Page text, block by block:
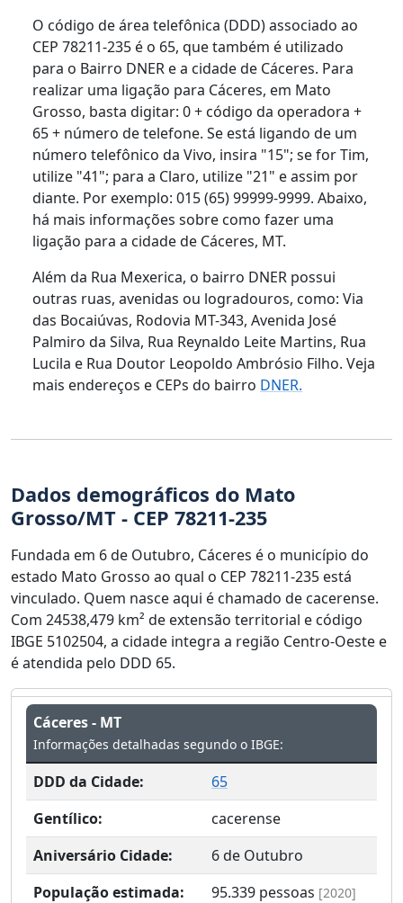
O código de área telefônica (DDD) associado ao
CEP 78211-235 é o 65, que também é utilizado
para o Bairro DNER e a cidade de Cáceres. Para
realizar uma ligação para Cáceres, em Mato
Grosso, basta digitar: 0 + código da operadora +
65 + número de telefone. Se está ligando de um
número telefônico da Vivo, insira "15"; se for Tim,
utilize "41"; para a Claro, utilize "21" e assim por
diante. Por exemplo: 015 (65) 99999-9999. Abaixo,
há mais informações sobre como fazer uma
ligação para a cidade de Cáceres, MT.
Além da Rua Mexerica, o bairro DNER possui
outras ruas, avenidas ou logradouros, como: Via
das Bocaiúvas, Rodovia MT-343, Avenida José
Palmiro da Silva, Rua Reynaldo Leite Martins, Rua
Lucila e Rua Doutor Leopoldo Ambrósio Filho. Veja
mais endereços e CEPs do bairro DNER.
Dados demográficos do Mato
Grosso/MT - CEP 78211-235
Fundada em 6 de Outubro, Cáceres é o município do
estado Mato Grosso ao qual o CEP 78211-235 está
vinculado. Quem nasce aqui é chamado de cacerense.
Com 24538,479 km² de extensão territorial e código
IBGE 5102504, a cidade integra a região Centro-Oeste e
é atendida pelo DDD 65.
Cáceres - MT
Informações detalhadas segundo o IBGE:
DDD da Cidade:
65
Gentílico:
cacerense
Aniversário Cidade:
6 de Outubro
População estimada:
95.339 pessoas [2020]